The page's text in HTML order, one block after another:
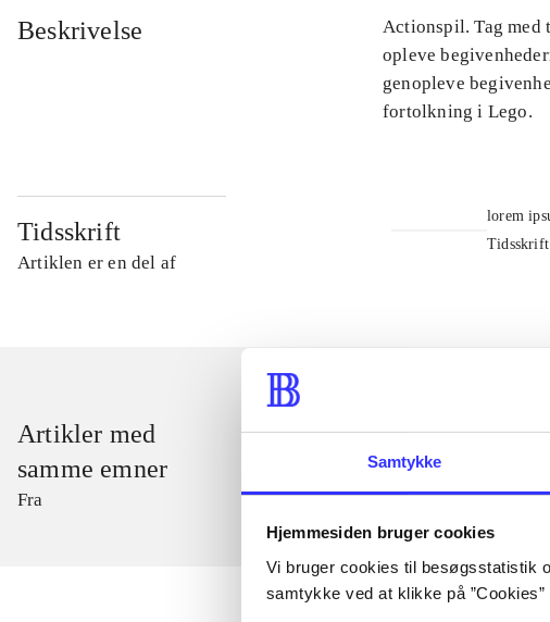
Samtykke
Hjemmesiden bruger cookies
Vi bruger cookies til besøgsstatistik
samtykke ved at klikke på
Beskrivelse
Actionspil. Tag med
opleve
genopleve
fortolkning i Lego.
Tidsskrift
Artiklen er en del af
lorem
Tidsskrift
Artikler med
samme emner
Fra